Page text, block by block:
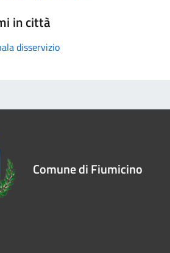
in città
disservizio
Comune di Fiumicino